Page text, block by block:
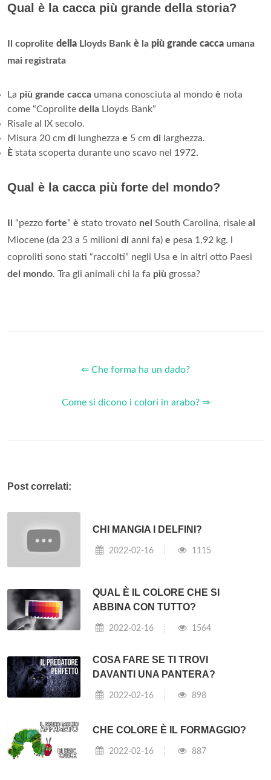
Qual è la cacca più grande della storia?
Il coprolite della Lloyds Bank è la più grande cacca umana
mai registrata
La più grande cacca umana conosciuta al mondo è nota
come “Coprolite della Lloyds Bank”
Risale al IX secolo.
Misura 20 cm di lunghezza e 5 cm di larghezza.
È stata scoperta durante uno scavo nel 1972.
Qual è la cacca più forte del mondo?
“pezzo forte” è stato trovato nel South Carolina, risale al
Miocene (da 23 a 5 milioni di anni fa) e pesa 1,92 kg. l
coproliti sono stati “raccolti” negli Usa e in altri otto Paesi
del mondo. Tra gli animali chi la fa più grossa?
⇐ Che forma ha un dado?
Come si dicono i colori in arabo? ⇒
Post correlati:
CHI MANGIA I DELFINI?
2022-02-16 1115
QUAL È IL COLORE CHE SI
ABBINA CON TUTTO?
2022-02-16 1564
COSA FARE SE TI TROVI
DAVANTI UNA PANTERA?
2022-02-16 898
CHE COLORE È IL FORMAGGIO?
2022-02-16 887